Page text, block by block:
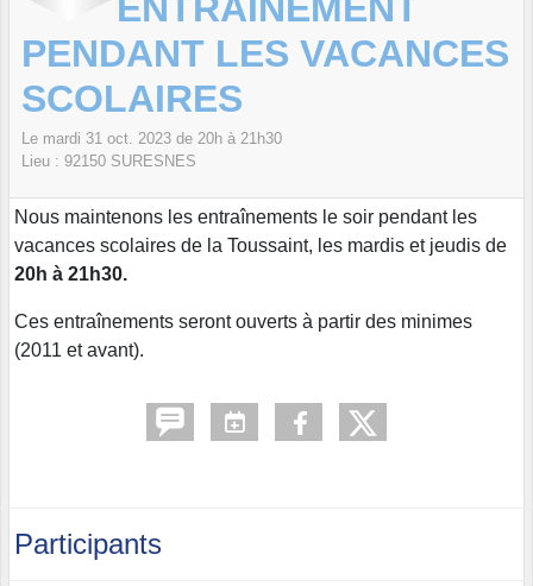
PENDANT LES VACANCES
SCOLAIRES
Le mardi 31 oct. 2023 de 20h à 21h30
Lieu : 92150 SURESNES
Nous maintenons les entraînements le soir pendant les
vacances scolaires de la Toussaint, les mardis et jeudis de
20h à 21h30.
Ces entraînements seront ouverts à partir des minimes
(2011 et avant).
Participants